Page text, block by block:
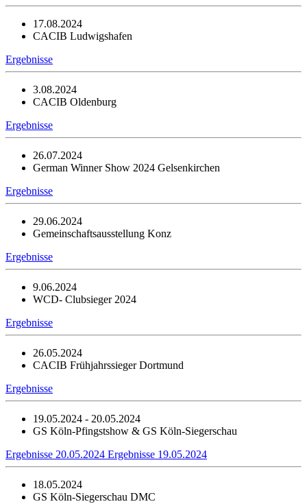
17.08.2024
CACIB Ludwigshafen
Ergebnisse
3.08.2024
CACIB Oldenburg
Ergebnisse
26.07.2024
German Winner Show 2024 Gelsenkirchen
Ergebnisse
29.06.2024
Gemeinschaftsausstellung Konz
Ergebnisse
9.06.2024
WCD- Clubsieger 2024
Ergebnisse
26.05.2024
CACIB Frühjahrssieger Dortmund
Ergebnisse
19.05.2024 - 20.05.2024
GS Köln-Pfingstshow & GS Köln-Siegerschau
Ergebnisse 20.05.2024 Ergebnisse 19.05.2024
18.05.2024
GS Köln-Siegerschau DMC